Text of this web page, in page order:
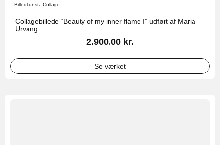
Billedkunst, Collage
Collagebillede “Beauty of my inner flame I” udført af Maria
Urvang
2.900,00 kr.
Se værket